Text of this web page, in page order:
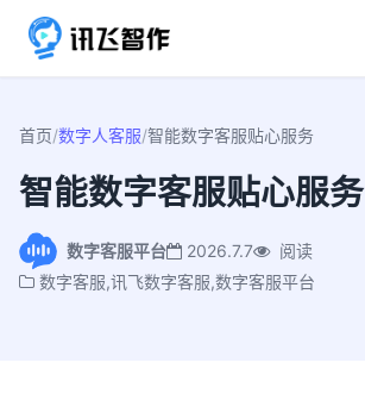
首页/数字人客服/智能数字客服贴心服务
智能数字客服贴心服务
数字客服平台 2026.7.7
阅读
数字客服,讯飞数字客服,数字客服平台